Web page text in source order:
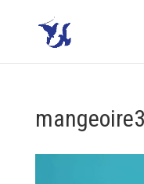
mangeoire3